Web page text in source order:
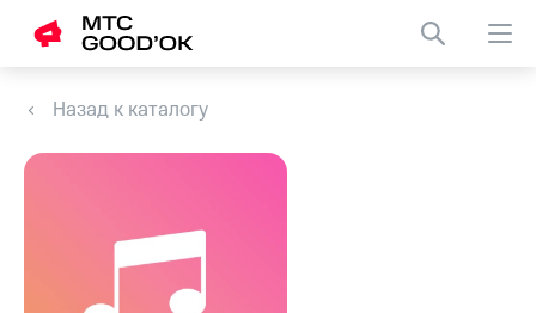
Назад к каталогу